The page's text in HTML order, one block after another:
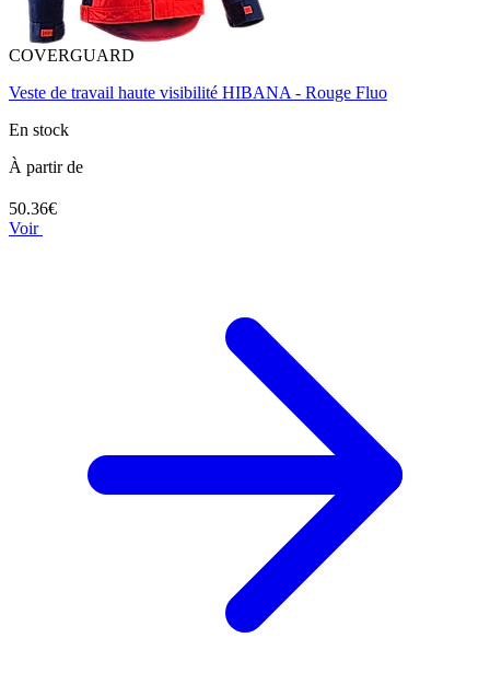
COVERGUARD
Veste de travail haute visibilité HIBANA - Rouge Fluo
En stock
À partir de
50.36€
Voir